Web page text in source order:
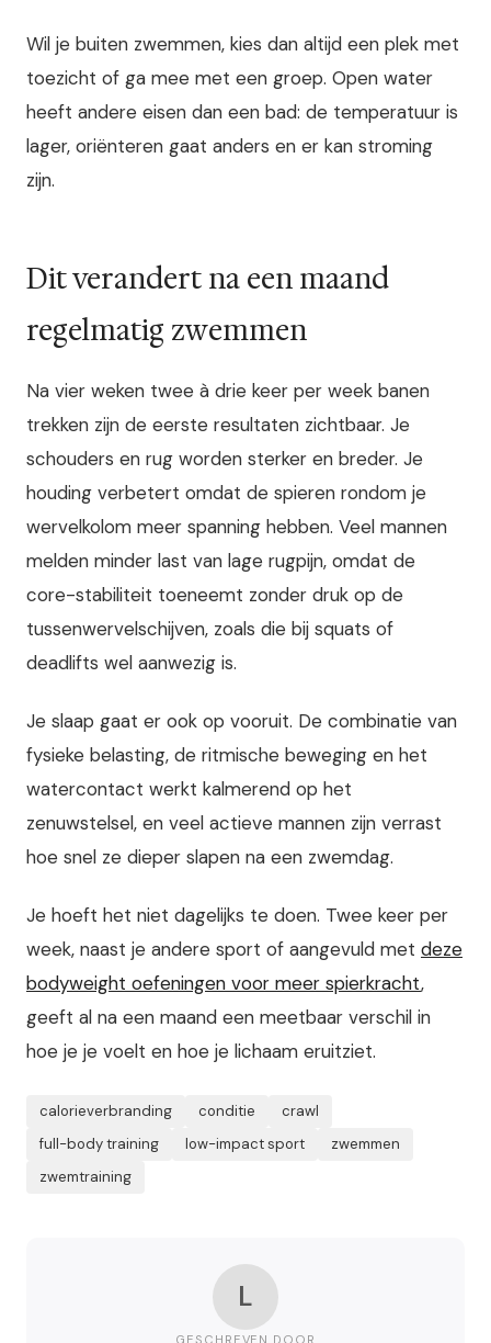
Wil je buiten zwemmen, kies dan altijd een plek met
toezicht of ga mee met een groep. Open water
heeft andere eisen dan een bad: de temperatuur is
lager, oriënteren gaat anders en er kan stroming
zijn.
Dit verandert na een maand
regelmatig zwemmen
Na vier weken twee à drie keer per week banen
trekken zijn de eerste resultaten zichtbaar. Je
schouders en rug worden sterker en breder. Je
houding verbetert omdat de spieren rondom je
wervelkolom meer spanning hebben. Veel mannen
melden minder last van lage rugpijn, omdat de
core-stabiliteit toeneemt zonder druk op de
tussenwervelschijven, zoals die bij squats of
deadlifts wel aanwezig is.
Je slaap gaat er ook op vooruit. De combinatie van
fysieke belasting, de ritmische beweging en het
watercontact werkt kalmerend op het
zenuwstelsel, en veel actieve mannen zijn verrast
hoe snel ze dieper slapen na een zwemdag.
Je hoeft het niet dagelijks te doen. Twee keer per
week, naast je andere sport of aangevuld met deze
bodyweight oefeningen voor meer spierkracht,
geeft al na een maand een meetbaar verschil in
hoe je je voelt en hoe je lichaam eruitziet.
calorieverbranding conditie
crawl
full-body training
low-impact sport
zwemmen
zwemtraining
L
GESCHREVEN DOOR